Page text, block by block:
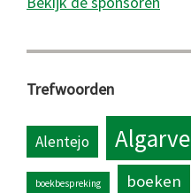
Trefwoorden
Alentejo Algarve
boekbespreking boeken